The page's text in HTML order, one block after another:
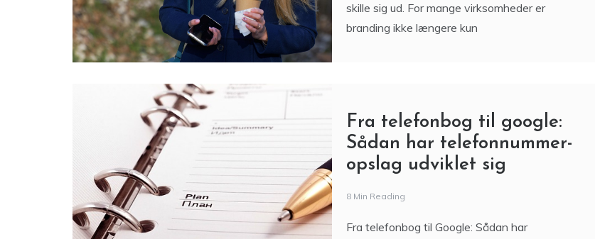
skille sig ud. For mange virksomheder er
branding ikke længere kun
Fra telefonbog til google:
Sådan har telefonnummer-
opslag udviklet sig
8 Min Reading
Fra telefonbog til Google: Sådan har